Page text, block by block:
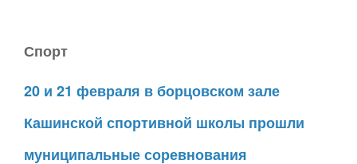
Спорт
20 и 21 февраля в борцовском зале
Кашинской спортивной школы прошли
муниципальные соревнования